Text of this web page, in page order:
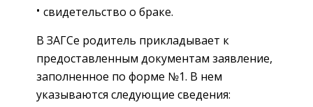
свидетельство о браке.
В ЗАГСе родитель прикладывает к
предоставленным документам заявление,
заполненное по форме №1. В нем
указываются следующие сведения: